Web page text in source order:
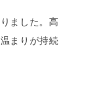
ました。高
まりが持続